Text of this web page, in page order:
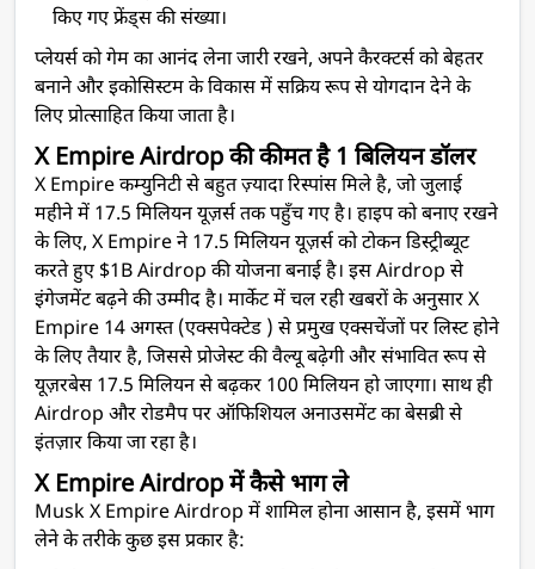
किए गए फ्रेंड्स की संख्या।
प्लेयर्स को गेम का आनंद लेना जारी रखने, अपने कैरक्टर्स को बेहतर
बनाने और इकोसिस्टम के विकास में सक्रिय रूप से योगदान देने के
लिए प्रोत्साहित किया जाता है।
X Empire Airdrop की कीमत है 1 बिलियन डॉलर
X Empire कम्युनिटी से बहुत ज़्यादा रिस्पांस मिले है, जो जुलाई
महीने में 17.5 मिलियन यूज़र्स तक पहुँच गए है। हाइप को बनाए रखने
के लिए, X Empire ने 17.5 मिलियन यूज़र्स को टोकन डिस्ट्रीब्यूट
करते हुए $1B Airdrop की योजना बनाई है। इस Airdrop से
इंगेजमेंट बढ़ने की उम्मीद है। मार्केट में चल रही खबरों के अनुसार X
Empire 14 अगस्त (एक्सपेक्टेड ) से प्रमुख एक्सचेंजों पर लिस्ट होने
के लिए तैयार है, जिससे प्रोजेस्ट की वैल्यू बढ़ेगी और संभावित रूप से
यूज़रबेस 17.5 मिलियन से बढ़कर 100 मिलियन हो जाएगा। साथ ही
Airdrop और रोडमैप पर ऑफिशियल अनाउसमेंट का बेसब्री से
इंतज़ार किया जा रहा है।
X Empire Airdrop में कैसे भाग ले
Musk X Empire Airdrop में शामिल होना आसान है, इसमें भाग
लेने के तरीके कुछ इस प्रकार है: